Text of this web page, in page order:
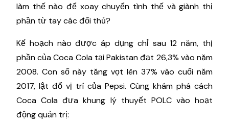
làm thế nào để xoay chuyển tình thế và giành thị
phần từ tay các đối thủ?
Kế hoạch nào được áp dụng chỉ sau 12 năm, thị
phần của Coca Cola tại Pakistan đạt 26,3% vào năm
2008. Con số này tăng vọt lên 37% vào cuối năm
2017, lật đổ vị trí của Pepsi. Cùng khám phá cách
Coca Cola đưa khung lý thuyết POLC vào hoạt
động quản trị: